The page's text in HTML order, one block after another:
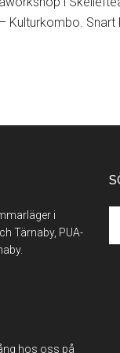
Kulturkombo.
i
Tärnaby, PUA-
hos oss på